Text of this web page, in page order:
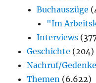
Buchauszüge
"Im
Interviews
Geschichte (204)
Nachruf/
Themen (6.622)